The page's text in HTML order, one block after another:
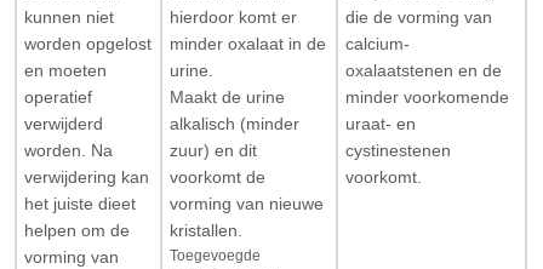
kunnen niet
worden opgelost
en moeten
operatief
verwijderd
worden. Na
verwijdering kan
het juiste dieet
helpen om de
vorming van
hierdoor komt er
minder oxalaat in de
urine.
Maakt de urine
alkalisch (minder
zuur) en dit
voorkomt de
vorming van nieuwe
kristallen.
Toegevoegde
die de vorming van
calcium-
oxalaatstenen en de
minder voorkomende
uraat- en
cystinestenen
voorkomt.